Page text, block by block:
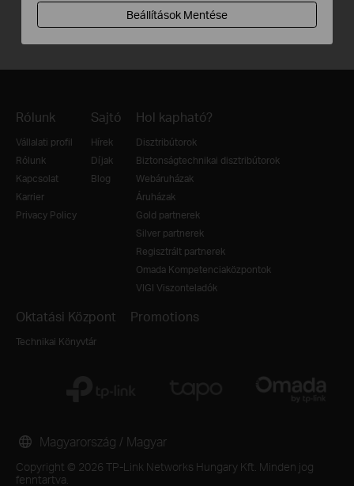
Rólunk
Vállalati profil
Rólunk
Kapcsolat
Karrier
Privacy Policy
Sajtó
Hírek
Díjak
Blog
Hol kapható?
Disztribútorok
Biztonságtechnikai disztribútorok
Webáruházak
Áruházak
Gold partnerek
Silver partnerek
Regisztrált partnerek
Omada Kompetenciaközpontok
VIGI Viszonteladók
Oktatási Központ
Technikai Könyvtár
Promotions
Copyright © 2026 TP-Link Networks Hungary Kft. Minden jog
fenntartva.
Magyarország / Magyar
Beállítások Mentése